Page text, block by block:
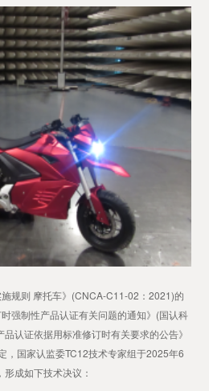
则 摩托车》(CNCA-C11-02：2021)的
强制性产品认证有关问题的通知》(国认科
认证依据用标准修订时有关要求的公告》
，国家认监委TC12技术专家组于2025年6
成如下技术决议：